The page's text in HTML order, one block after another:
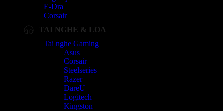
E-Dra
Corsair
TAI NGHE & LOA
Tai nghe Gaming
Asus
Corsair
Steelseries
Razer
DareU
Logitech
Kingston